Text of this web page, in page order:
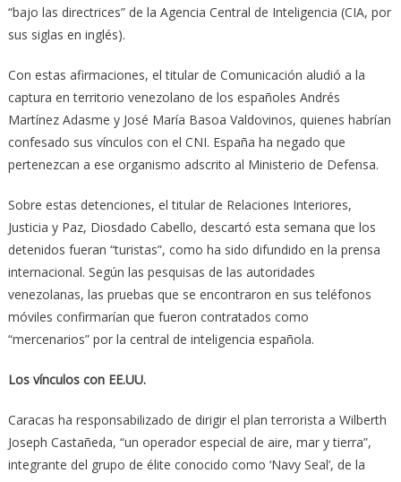
“bajo las directrices” de la Agencia Central de Inteligencia (CIA, por
sus siglas en inglés).
Con estas afirmaciones, el titular de Comunicación aludió a la
captura en territorio venezolano de los españoles Andrés
Martínez Adasme y José María Basoa Valdovinos, quienes habrían
confesado sus vínculos con el CNI. España ha negado que
pertenezcan a ese organismo adscrito al Ministerio de Defensa.
Sobre estas detenciones, el titular de Relaciones Interiores,
Justicia y Paz, Diosdado Cabello, descartó esta semana que los
detenidos fueran “turistas”, como ha sido difundido en la prensa
internacional. Según las pesquisas de las autoridades
venezolanas, las pruebas que se encontraron en sus teléfonos
móviles confirmarían que fueron contratados como
“mercenarios” por la central de inteligencia española.
Los vínculos con EE.UU.
Caracas ha responsabilizado de dirigir el plan terrorista a Wilberth
Joseph Castañeda, “un operador especial de aire, mar y tierra”,
integrante del grupo de élite conocido como ‘Navy Seal’, de la